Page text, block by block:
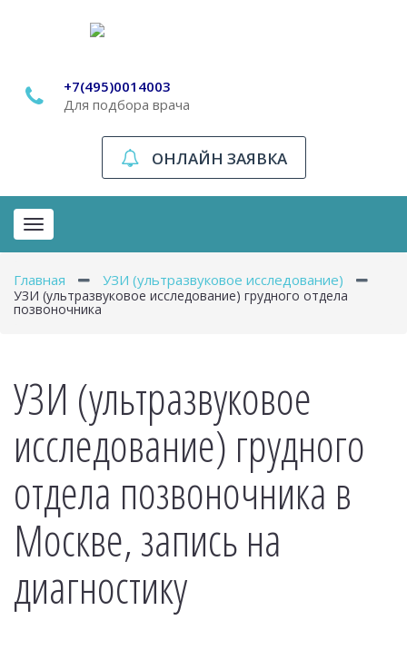
+7(495)0014003
Для подбора врача
ОНЛАЙН ЗАЯВКА
Toggle
navigation
Главная УЗИ (ультразвуковое исследование)
УЗИ (ультразвуковое исследование) грудного отдела
позвоночника
УЗИ (ультразвуковое
исследование) грудного
отдела позвоночника в
Москве, запись на
диагностику